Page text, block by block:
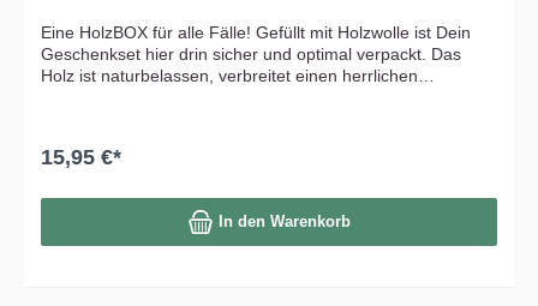
Eine HolzBOX für alle Fälle! Gefüllt mit Holzwolle ist Dein
Geschenkset hier drin sicher und optimal verpackt. Das
Holz ist naturbelassen, verbreitet einen herrlichen
aufbewahren. Seiten aus massiver Fichte. Boden und
Maße: 34,5 x 29,5 x 12,5
15,95 €*
In den Warenkorb